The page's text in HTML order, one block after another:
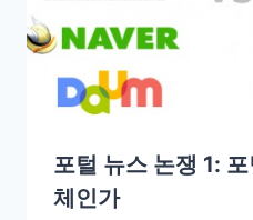
포털 뉴스 논쟁 1:
체인가